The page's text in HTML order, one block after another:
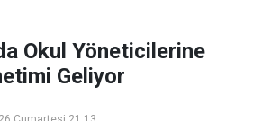
Okul Yöneticilerine
Geliyor